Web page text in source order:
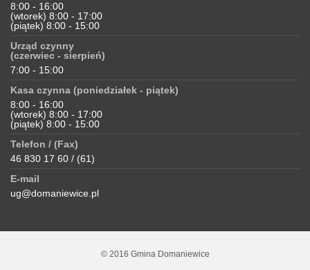
8:00 - 16:00
(wtorek) 8:00 - 17:00
(piątek) 8:00 - 15:00
Urząd czynny
(czerwiec - sierpień)
7:00 - 15:00
Kasa czynna (poniedziałek - piątek)
8:00 - 16:00
(wtorek) 8:00 - 17:00
(piątek) 8:00 - 15:00
Telefon / (Fax)
46 830 17 60 / (61)
E-mail
ug@domaniewice.pl
© 2016 Gmina Domaniewice